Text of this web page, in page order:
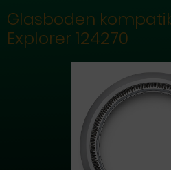
Glasboden
Explorer 124270